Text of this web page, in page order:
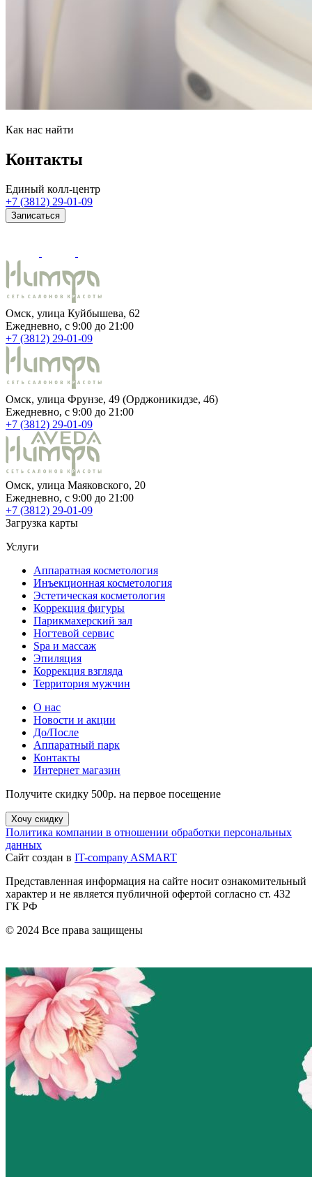
Как нас найти
Контакты
Единый колл-центр
+7 (3812) 29-01-09
Записаться
Омск, улица Куйбышева, 62
Ежедневно, c 9:00 до 21:00
+7 (3812) 29-01-09
Омск, улица Фрунзе, 49 (Орджоникидзе, 46)
Ежедневно, c 9:00 до 21:00
+7 (3812) 29-01-09
Омск, улица Маяковского, 20
Ежедневно, c 9:00 до 21:00
+7 (3812) 29-01-09
Загрузка карты
Услуги
Аппаратная косметология
Инъекционная косметология
Эстетическая косметология
Коррекция фигуры
Парикмахерский зал
Ногтевой сервис
Spa и массаж
Эпиляция
Коррекция взгляда
Территория мужчин
О нас
Новости и акции
До/После
Аппаратный парк
Контакты
Интернет магазин
Получите скидку 500р. на первое посещение
Хочу скидку
Политика компании в отношении обработки персональных
данных
Сайт создан в IT-company ASMART
Представленная информация на сайте носит ознакомительный
характер и не является публичной офертой согласно ст. 432
ГК РФ
© 2024 Все права защищены